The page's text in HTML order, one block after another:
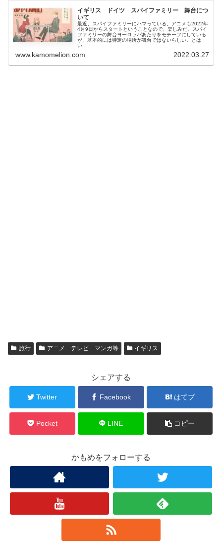
イギリス ドイツ スパイファミリー 舞台につ
いて
最近、スパイファミリーにハマっている。アニメも2022年
4月9日からスタートということなので、楽しみだ。スパイ
ファミリーの舞台ヨーロッパあたりをモチーフにしている
が、基本的には特定の場所が舞台ではないらしい。とは
い...
www.kamomelion.com 2022.03.27
旅行 アニメ テレビ マンガ等 イギリス
シェアする
Twitter Facebook はてブ
Pocket LINE コピー
かもめをフォローする